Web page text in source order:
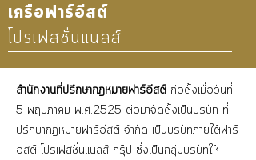
เครือฟาร์อีสต์
โปรเฟสชั่นแนลส์
สำนักงานที่ปรึกษากฎหมายฟาร์อีสต์ ก่อตั้งเมื่อวันที่
5 พฤษภาคม พ.ศ.2525 ต่อมาจัดตั้งเป็นบริษัท ที่
ปรึกษากฎหมายฟาร์อีสต์ จำกัด เป็นบริษัทภายใต้ฟาร์
อีสต์ โปรเฟสชั่นแนลส์ กรุ๊ป ซึ่งเป็นกลุ่มบริษัทให้